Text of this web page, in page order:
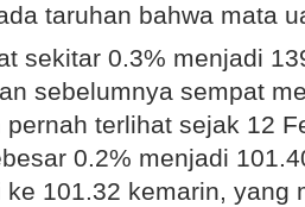
taruhan bahwa mata
sekitar 0.3% menjadi
sebelumnya sempat
pernah terlihat sejak 12
0.2% menjadi
ke 101.32 kemarin, yang